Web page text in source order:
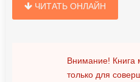
ЧИТАТЬ ОНЛАЙН
Внимание! Книга
только для